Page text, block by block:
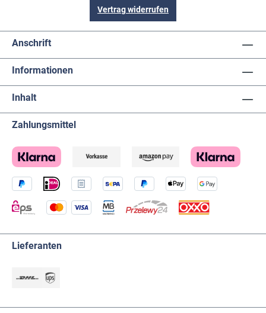
Vertrag widerrufen
Anschrift
Informationen
Inhalt
Zahlungsmittel
Lieferanten